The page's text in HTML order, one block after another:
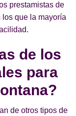
prestamistas de
que la mayoría
de los
para
de otros tipos de